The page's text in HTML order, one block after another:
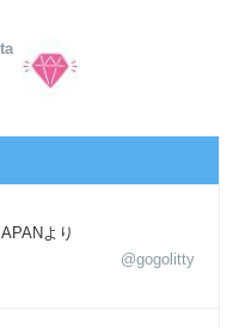
より
@gogolitty